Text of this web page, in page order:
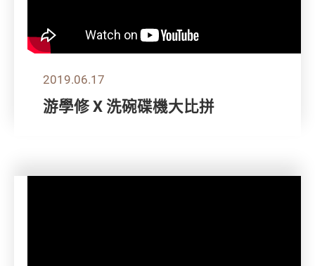
2019.06.17
游學修 X 洗碗碟機大比拼